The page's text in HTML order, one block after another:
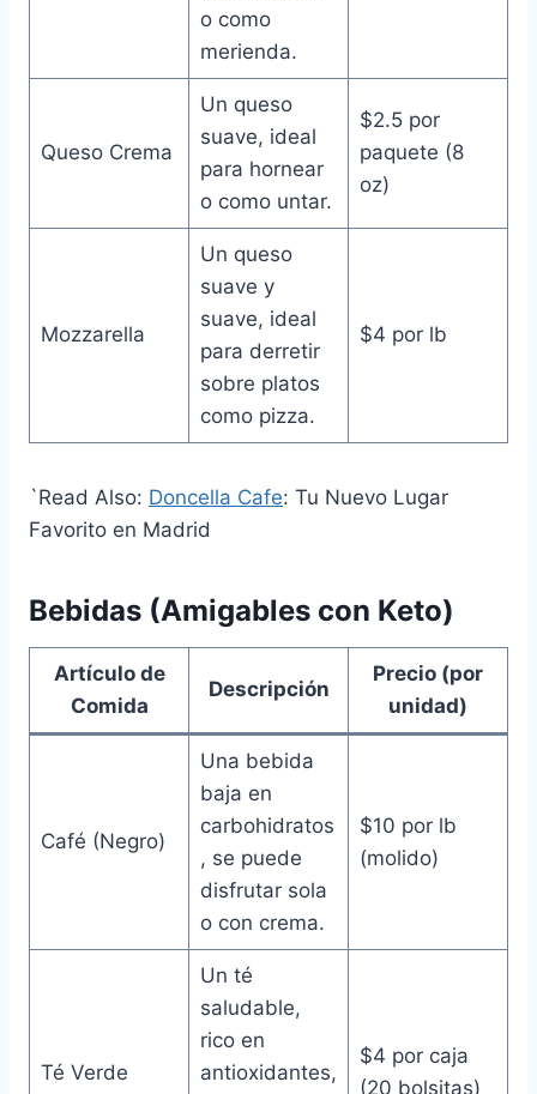
o como
merienda.
Queso Crema
Un queso
suave, ideal
para hornear
o como untar.
$2.5 por
paquete (8
oz)
Mozzarella
Un queso
suave y
suave, ideal
para derretir
sobre platos
como pizza.
$4 por lb
`Read Also: Doncella Cafe: Tu Nuevo Lugar
Favorito en Madrid
Bebidas (Amigables con Keto)
Artículo de
Comida
Descripción
Precio (por
unidad)
Café (Negro)
Una bebida
baja en
carbohidratos
, se puede
disfrutar sola
o con crema.
$10 por lb
(molido)
Té Verde
Un té
saludable,
rico en
antioxidantes,
$4 por caja
(20 bolsitas)